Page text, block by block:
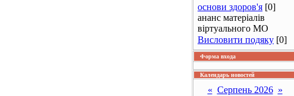
основи здоров'я [0]
ананс матеріалів
віртуального МО
Висловити подяку [0]
Форма входа
Календарь новостей
« Серпень 2026 »